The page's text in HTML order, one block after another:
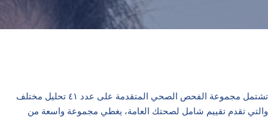
تشتمل مجموعة الفحص الصحي المتقدمة على عدد ٤١ تحليل مختلف
والتي تقدم تقييم شامل لصحتك العامة، يغطي مجموعة واسعة من